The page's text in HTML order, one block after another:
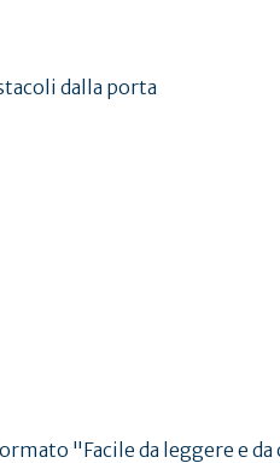
dalla porta
"Facile da leggere e da